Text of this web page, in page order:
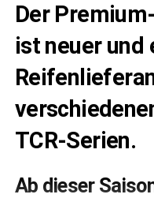
Der
ist neuer und
TCR-Serien.
Ab dieser